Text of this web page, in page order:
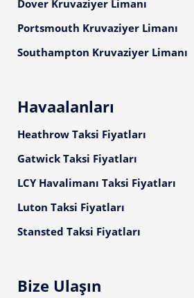
Dover Kruvaziyer Limanı
Portsmouth Kruvaziyer Limanı
Southampton Kruvaziyer Limanı
Havaalanları
Heathrow Taksi Fiyatları
Gatwick Taksi Fiyatları
LCY Havalimanı Taksi Fiyatları
Luton Taksi Fiyatları
Stansted Taksi Fiyatları
Bize Ulaşın